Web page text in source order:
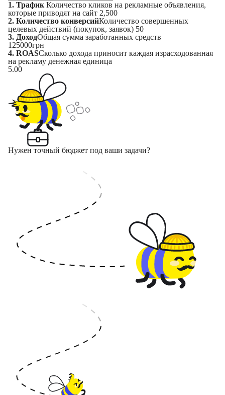
1. Трафик Количество кликов на рекламные объявления,
которые приводят на сайт 2,500
2. Количество конверсийКоличество совершенных
целевых действий (покупок, заявок) 50
3. ДоходОбщая сумма заработанных средств
125000грн
4. ROASСколько дохода приносит каждая израсходованная
на рекламу денежная единица
5.00
Нужен точный бюджет под ваши задачи?